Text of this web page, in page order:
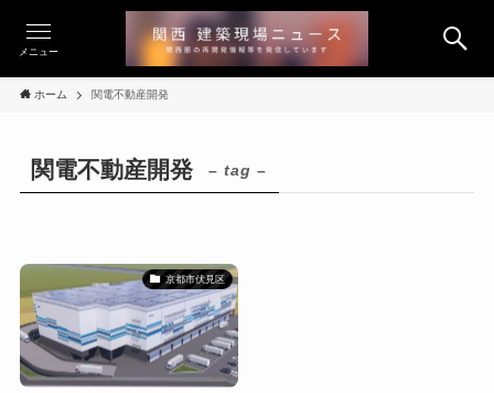
メニュー
ホーム 関電不動産開発
関電不動産開発 – tag –
京都市伏見区